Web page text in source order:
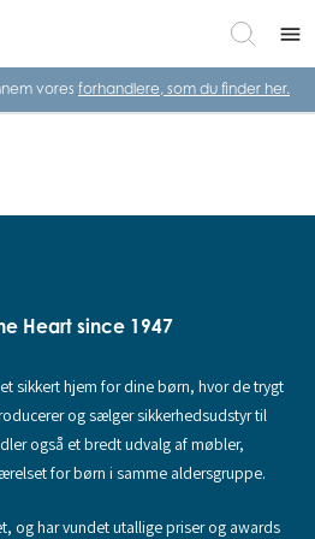
menu
vores forhandlere, som du finder her.
Heart since 1947
sikkert hjem for dine børn, hvor de trygt
og sælger sikkerhedsudstyr til
også et bredt udvalg af møbler,
for børn i samme aldersgruppe.
og har vundet utallige priser og awards